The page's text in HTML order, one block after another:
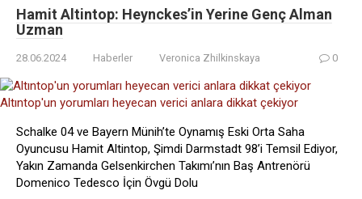
Hamit Altintop: Heynckes’in Yerine Genç Alman
Uzman
28.06.2024 Haberler Veronica Zhilkinskaya 0
Schalke 04 ve Bayern Münih’te Oynamış Eski Orta Saha
Oyuncusu Hamit Altintop, Şimdi Darmstadt 98’i Temsil Ediyor,
Yakın Zamanda Gelsenkirchen Takımı’nın Baş Antrenörü
Domenico Tedesco İçin Övgü Dolu